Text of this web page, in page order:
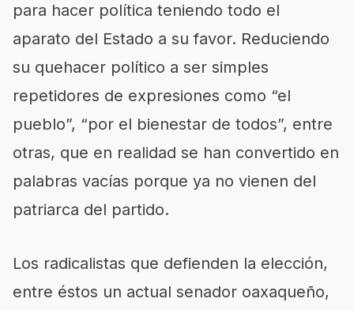
para hacer política teniendo todo el
aparato del Estado a su favor. Reduciendo
su quehacer político a ser simples
repetidores de expresiones como “el
pueblo”, “por el bienestar de todos”, entre
otras, que en realidad se han convertido en
palabras vacías porque ya no vienen del
patriarca del partido.
Los radicalistas que defienden la elección,
entre éstos un actual senador oaxaqueño,